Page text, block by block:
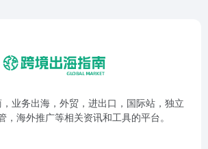
业务出海，外贸，进出口，国际站，独立
，海外推广等相关资讯和工具的平台。